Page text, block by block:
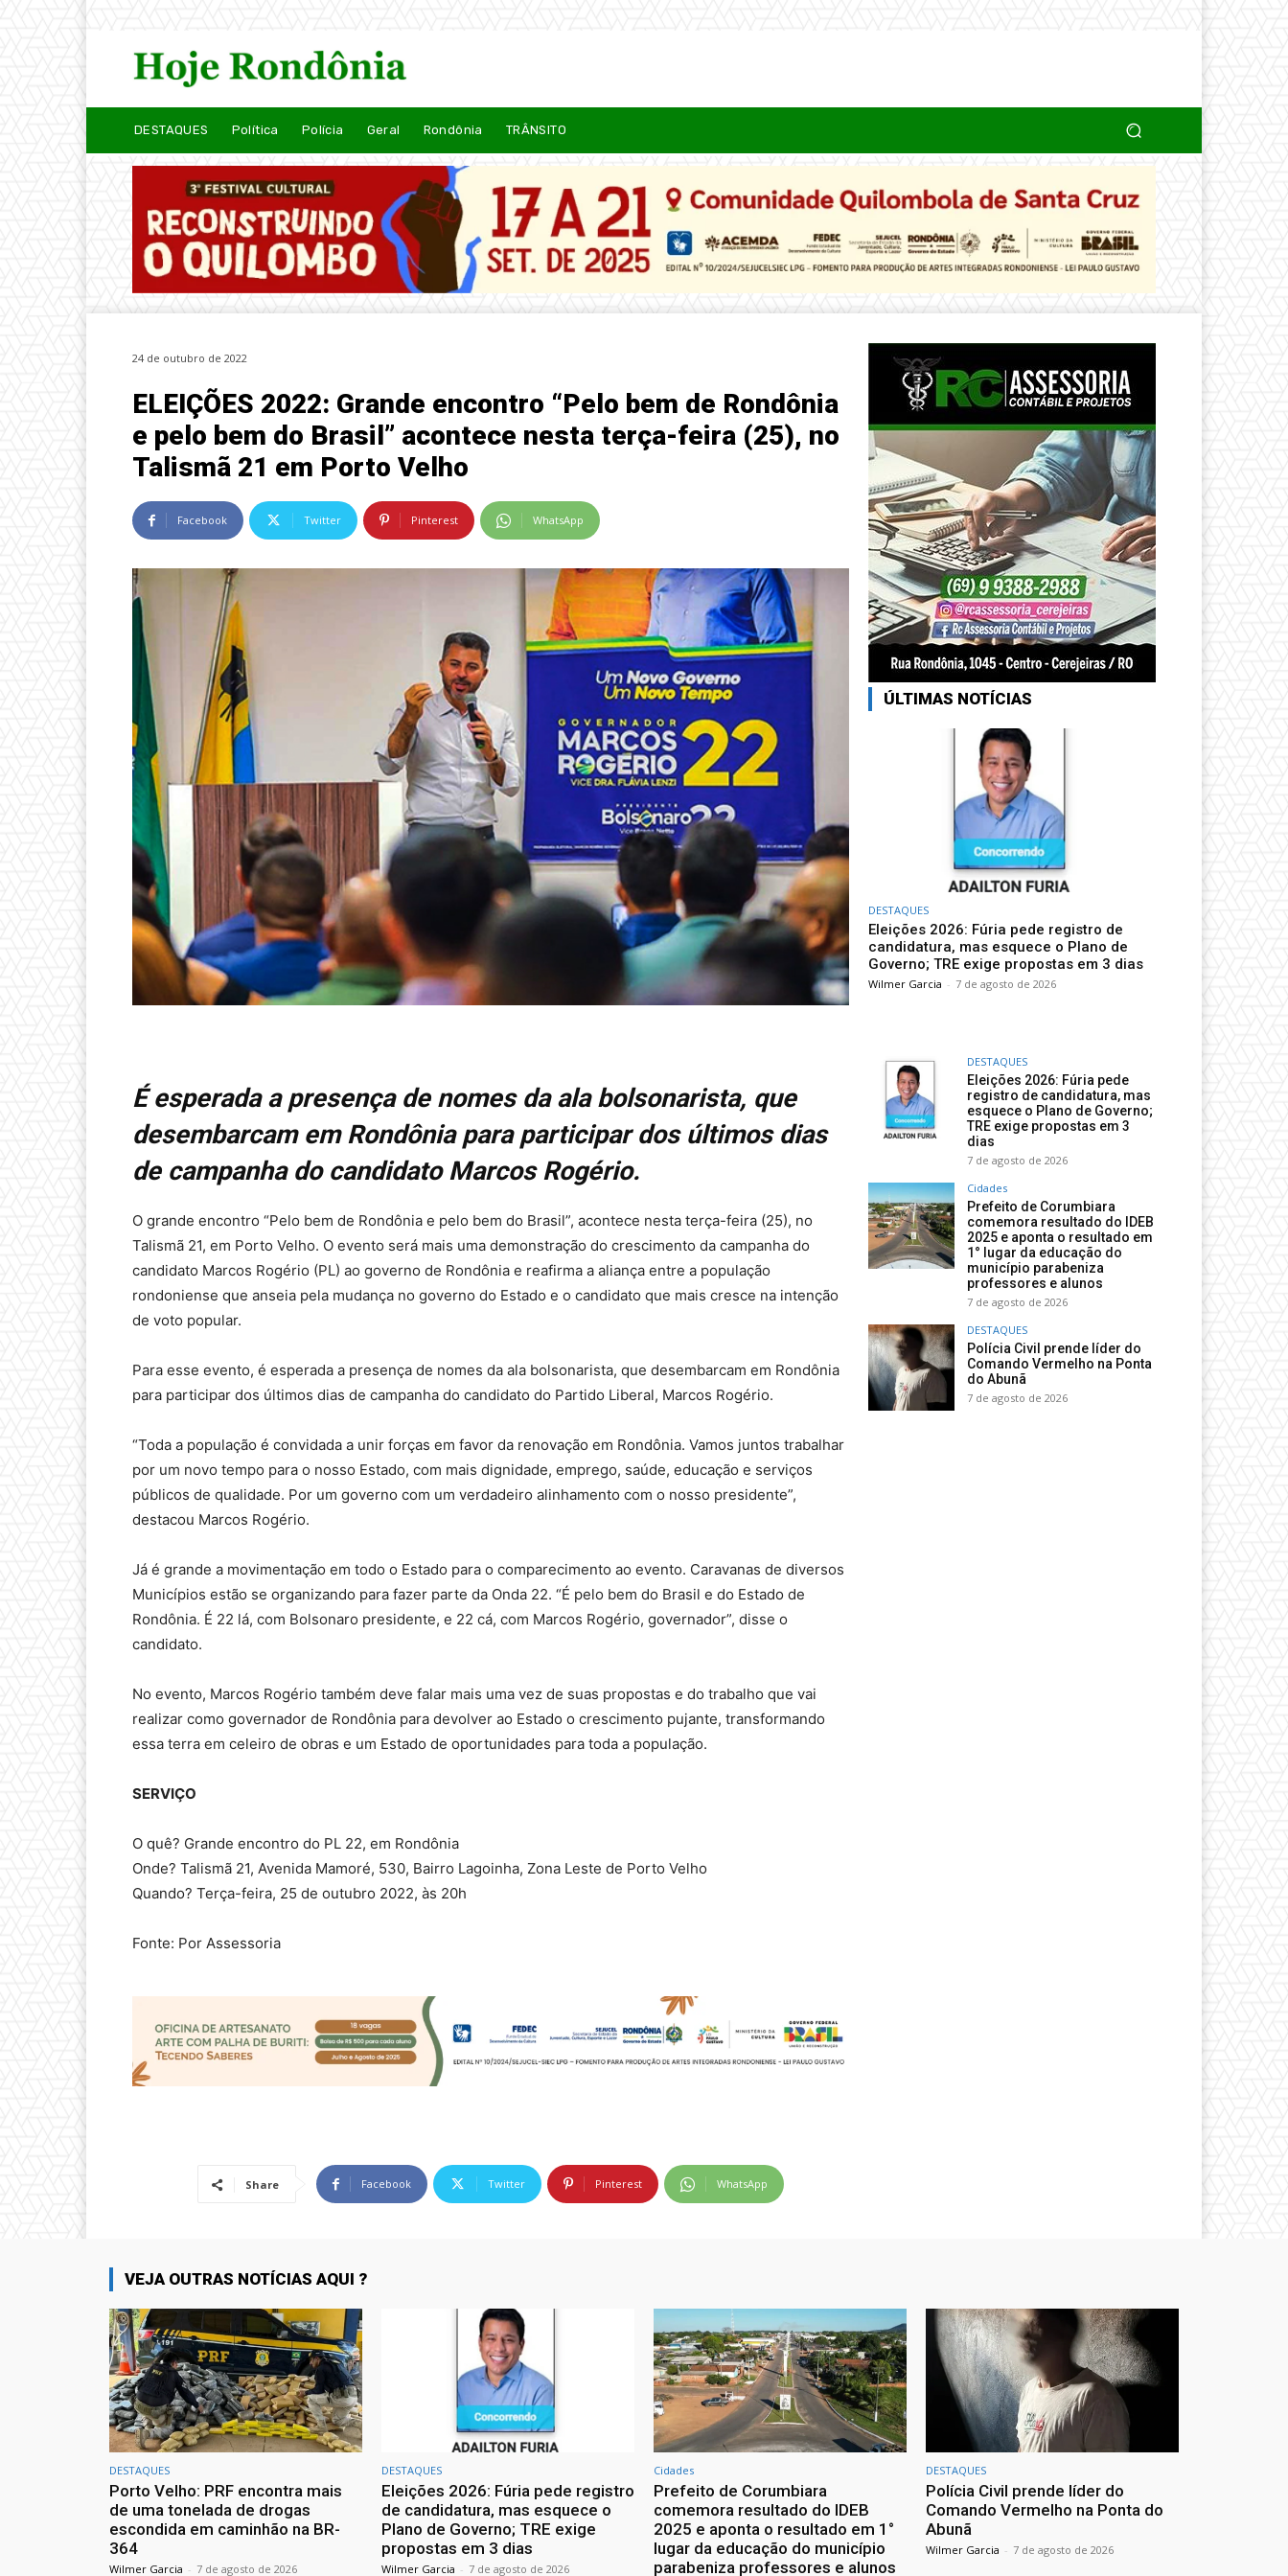
DESTAQUES Política Polícia Geral Rondônia TRÂNSITO
24 de outubro de 2022
ELEIÇÕES 2022: Grande encontro “Pelo bem de Rondônia
e pelo bem do Brasil” acontece nesta terça-feira (25), no
Talismã 21 em Porto Velho
Facebook Twitter Pinterest WhatsApp
É esperada a presença de nomes da ala bolsonarista, que
desembarcam em Rondônia para participar dos últimos dias
de campanha do candidato Marcos Rogério.
O grande encontro “Pelo bem de Rondônia e pelo bem do Brasil”, acontece nesta terça-feira (25), no
Talismã 21, em Porto Velho. O evento será mais uma demonstração do crescimento da campanha do
candidato Marcos Rogério (PL) ao governo de Rondônia e reafirma a aliança entre a população
rondoniense que anseia pela mudança no governo do Estado e o candidato que mais cresce na intenção
de voto popular.
Para esse evento, é esperada a presença de nomes da ala bolsonarista, que desembarcam em Rondônia
para participar dos últimos dias de campanha do candidato do Partido Liberal, Marcos Rogério.
“Toda a população é convidada a unir forças em favor da renovação em Rondônia. Vamos juntos trabalhar
por um novo tempo para o nosso Estado, com mais dignidade, emprego, saúde, educação e serviços
públicos de qualidade. Por um governo com um verdadeiro alinhamento com o nosso presidente”,
destacou Marcos Rogério.
Já é grande a movimentação em todo o Estado para o comparecimento ao evento. Caravanas de diversos
Municípios estão se organizando para fazer parte da Onda 22. “É pelo bem do Brasil e do Estado de
Rondônia. É 22 lá, com Bolsonaro presidente, e 22 cá, com Marcos Rogério, governador”, disse o
candidato.
No evento, Marcos Rogério também deve falar mais uma vez de suas propostas e do trabalho que vai
realizar como governador de Rondônia para devolver ao Estado o crescimento pujante, transformando
essa terra em celeiro de obras e um Estado de oportunidades para toda a população.
SERVIÇO
O quê? Grande encontro do PL 22, em Rondônia
Onde? Talismã 21, Avenida Mamoré, 530, Bairro Lagoinha, Zona Leste de Porto Velho
Quando? Terça-feira, 25 de outubro 2022, às 20h
Fonte: Por Assessoria
Share Facebook Twitter Pinterest WhatsApp
ÚLTIMAS NOTÍCIAS
DESTAQUES
Eleições 2026: Fúria pede registro de
candidatura, mas esquece o Plano de
Governo; TRE exige propostas em 3 dias
Wilmer Garcia - 7 de agosto de 2026
DESTAQUES
Eleições 2026: Fúria pede
registro de candidatura, mas
esquece o Plano de Governo;
TRE exige propostas em 3
dias
7 de agosto de 2026
Cidades
Prefeito de Corumbiara
comemora resultado do IDEB
2025 e aponta o resultado em
1° lugar da educação do
município parabeniza
professores e alunos
7 de agosto de 2026
DESTAQUES
Polícia Civil prende líder do
Comando Vermelho na Ponta
do Abunã
7 de agosto de 2026
VEJA OUTRAS NOTÍCIAS AQUI ?
DESTAQUES
Porto Velho: PRF encontra mais
de uma tonelada de drogas
escondida em caminhão na BR-
364
Wilmer Garcia - 7 de agosto de 2026
DESTAQUES
Eleições 2026: Fúria pede registro
de candidatura, mas esquece o
Plano de Governo; TRE exige
propostas em 3 dias
Wilmer Garcia - 7 de agosto de 2026
Cidades
Prefeito de Corumbiara
comemora resultado do IDEB
2025 e aponta o resultado em 1°
lugar da educação do município
parabeniza professores e alunos
DESTAQUES
Polícia Civil prende líder do
Comando Vermelho na Ponta do
Abunã
Wilmer Garcia - 7 de agosto de 2026